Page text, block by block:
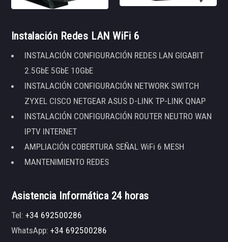
Instalación Redes LAN WiFi 6
INSTALACIÓN CONFIGURACIÓN REDES LAN GIGABIT
2.5GbE 5GbE 10GbE
INSTALACIÓN CONFIGURACIÓN NETWORK SWITCH
ZYXEL CISCO NETGEAR ASUS D-LINK TP-LINK QNAP
INSTALACIÓN CONFIGURACIÓN ROUTER NEUTRO WAN
IPTV INTERNET
AMPLIACIÓN COBERTURA SEÑAL WiFi 6 MESH
MANTENIMIENTO REDES
Asistencia Informática 24 horas
Tel:+34 692500286
WhatsApp:+34 692500286